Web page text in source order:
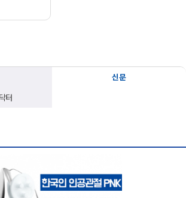
신문
터